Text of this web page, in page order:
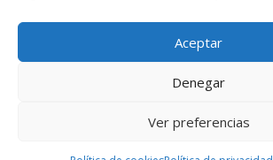
Aceptar
Denegar
Ver preferencias